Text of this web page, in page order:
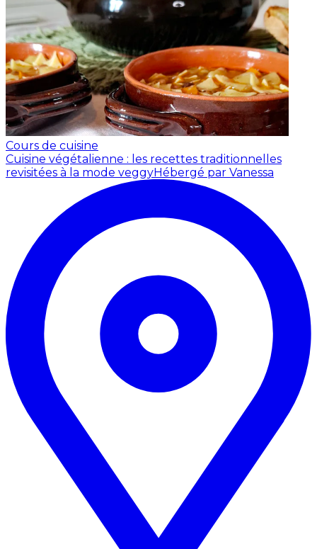
Cours de cuisine
Cuisine végétalienne : les recettes traditionnelles
revisitées à la mode veggyHébergé par Vanessa